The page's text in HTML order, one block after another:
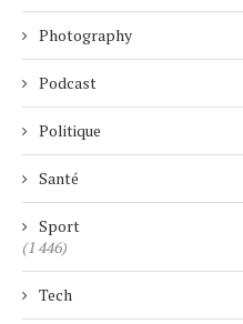
Photography
Podcast
Politique
Santé
Sport
(1 446)
Tech